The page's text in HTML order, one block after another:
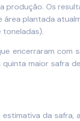
Os
plantada
toneladas).
encerraram
maior safra
da